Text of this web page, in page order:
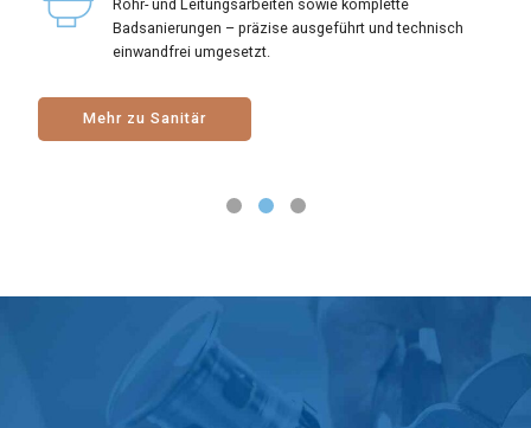
Elektro- und Wärmepumpenheizungen, optimieren
bestehende Anlagen und integrieren bei Bedarf auch
Mehr zu Heizsystemen
Rohr- und Leitungsarbeiten sowie komplette
Badsanierungen – präzise ausgeführt und technisch
einwandfrei umgesetzt.
Mehr zu Sanitär
Wir bieten ergänzende Leistungen wie
Lüftungsanlagen, Energieberatung, Wartung,
Notdienst und Reparaturen – alles aus einer Hand und